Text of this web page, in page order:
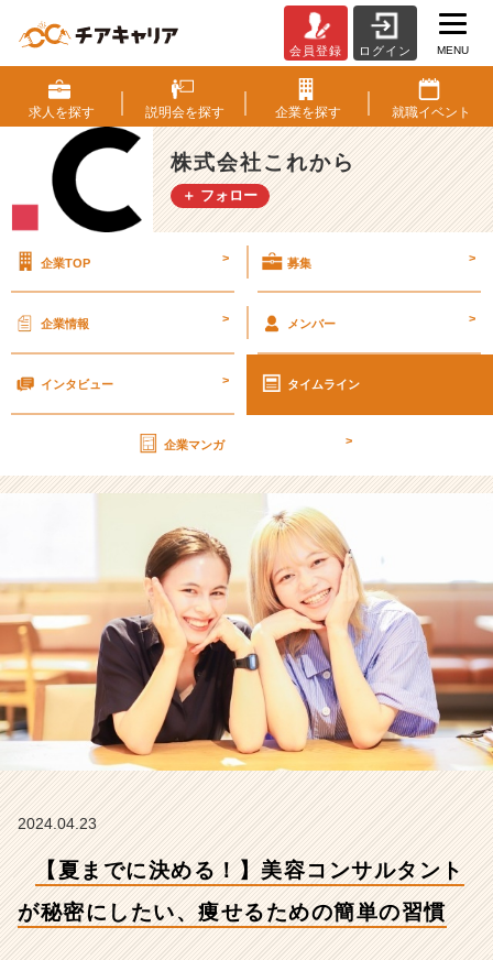
ま
で
に
決
め
る！】
ン
タ
秘
密
た
い、
痩
せ
る
た
め
の
単
の
式
会
社
会員登録 ログイン MENU
求人を探す 説明会を探す 企業を探す 就職イベント
株式会社これから
＋ フォロー
企業TOP > 募集 >
企業情報 > メンバー >
インタビュー > タイムライン
企業マンガ >
2024.04.23
【夏までに決める！】美容コンサルタント
が秘密にしたい、痩せるための簡単の習慣